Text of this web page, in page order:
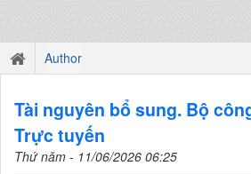
Author
Tài nguyên bổ sung. Bộ
Trực tuyến
Thứ năm - 11/06/2026 06:25